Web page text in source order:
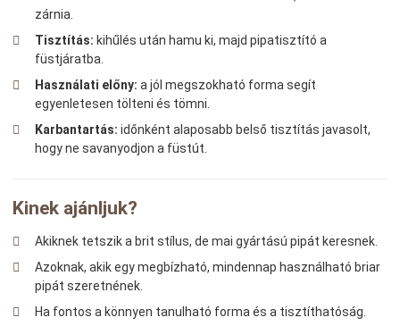
zárnia.
Tisztítás: kihűlés után hamu ki, majd pipatisztító a
füstjáratba.
Használati előny: a jól megszokható forma segít
egyenletesen tölteni és tömni.
Karbantartás: időnként alaposabb belső tisztítás javasolt,
hogy ne savanyodjon a füstút.
Kinek ajánljuk?
Akiknek tetszik a brit stílus, de mai gyártású pipát keresnek.
Azoknak, akik egy megbízható, mindennap használható briar
pipát szeretnének.
Ha fontos a könnyen tanulható forma és a tisztíthatóság.